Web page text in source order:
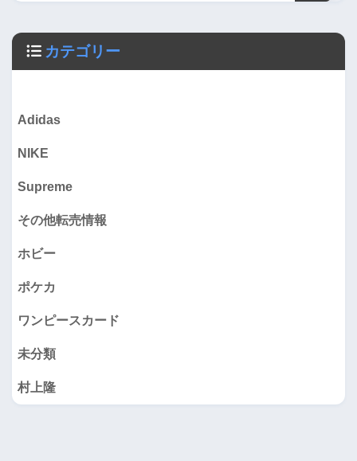
カテゴリー
Adidas
NIKE
Supreme
その他転売情報
ホビー
ポケカ
ワンピースカード
未分類
村上隆